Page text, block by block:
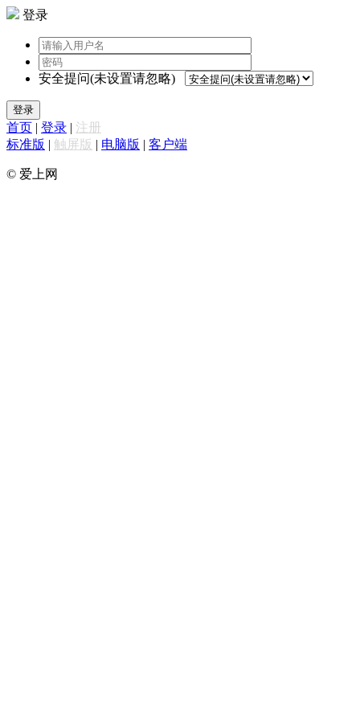
登录
安全提问(未设置请忽略)
登录
首页 | 登录 | 注册
标准版 | 触屏版 | 电脑版 | 客户端
© 爱上网